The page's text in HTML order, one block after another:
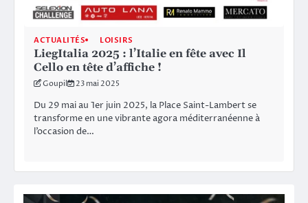
ACTUALITÉS LOISIRS
LiegItalia 2025 : l’Italie en fête avec Il
Cello en tête d’affiche !
Goupil 23 mai 2025
Du 29 mai au 1er juin 2025, la Place Saint-Lambert se
transforme en une vibrante agora méditerranéenne à
l’occasion de…